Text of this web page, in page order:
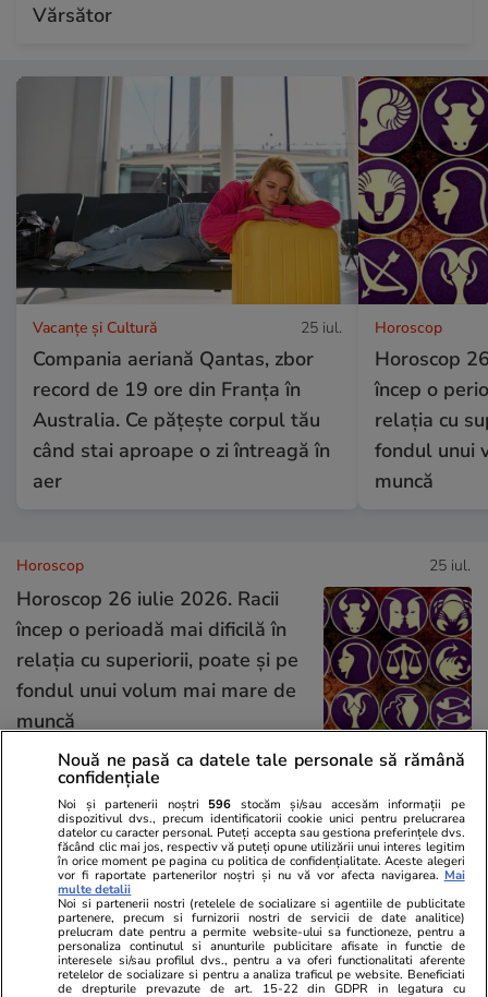
Vărsător
Vacanțe și Cultură 25 iul.
Compania aeriană Qantas, zbor
record de 19 ore din Franța în
Australia. Ce pățește corpul tău
când stai aproape o zi întreagă în
aer
Horoscop
Horoscop
încep o
relația cu
fondul unui
muncă
Horoscop 25 iul.
Horoscop 26 iulie 2026. Racii
încep o perioadă mai dificilă în
relația cu superiorii, poate și pe
fondul unui volum mai mare de
muncă
Vacanțe și Cultură
Cum să călătoreşti doar cu
bagajul de mână. Ghid pentru
eficientizarea spaţiului
Nouă ne pasă ca datele tale personale să rămână
confidențiale
Noi și partenerii noștri 596 stocăm și/sau accesăm informații pe
dispozitivul dvs., precum identificatorii cookie unici pentru prelucrarea
datelor cu caracter personal. Puteți accepta sau gestiona preferințele dvs.
făcând clic mai jos, respectiv vă puteți opune utilizării unui interes legitim
în orice moment pe pagina cu politica de confidențialitate. Aceste alegeri
vor fi raportate partenerilor noștri și nu vă vor afecta navigarea. Mai
multe detalii
Noi si partenerii nostri (retelele de socializare si agentiile de publicitate
partenere, precum si furnizorii nostri de servicii de date analitice)
prelucram date pentru a permite website-ului sa functioneze, pentru a
personaliza continutul si anunturile publicitare afisate in functie de
interesele si/sau profilul dvs., pentru a va oferi functionalitati aferente
retelelor de socializare si pentru a analiza traficul pe website. Beneficiati
de drepturile prevazute de art. 15-22 din GDPR in legatura cu